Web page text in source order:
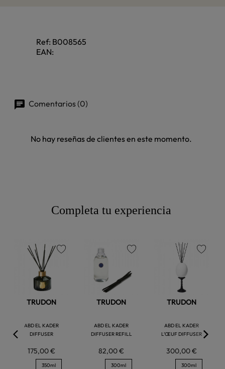
Ref: B008565
EAN:
Comentarios (0)
No hay reseñas de clientes en este momento.
Completa tu experiencia
TRUDON
ABD EL KADER
DIFFUSER
175,00 €
350ml
TRUDON
ABD EL KADER
DIFFUSER REFILL
82,00 €
300ml
TRUDON
ABD EL KADER
L’ŒUF DIFFUSER
300,00 €
300ml